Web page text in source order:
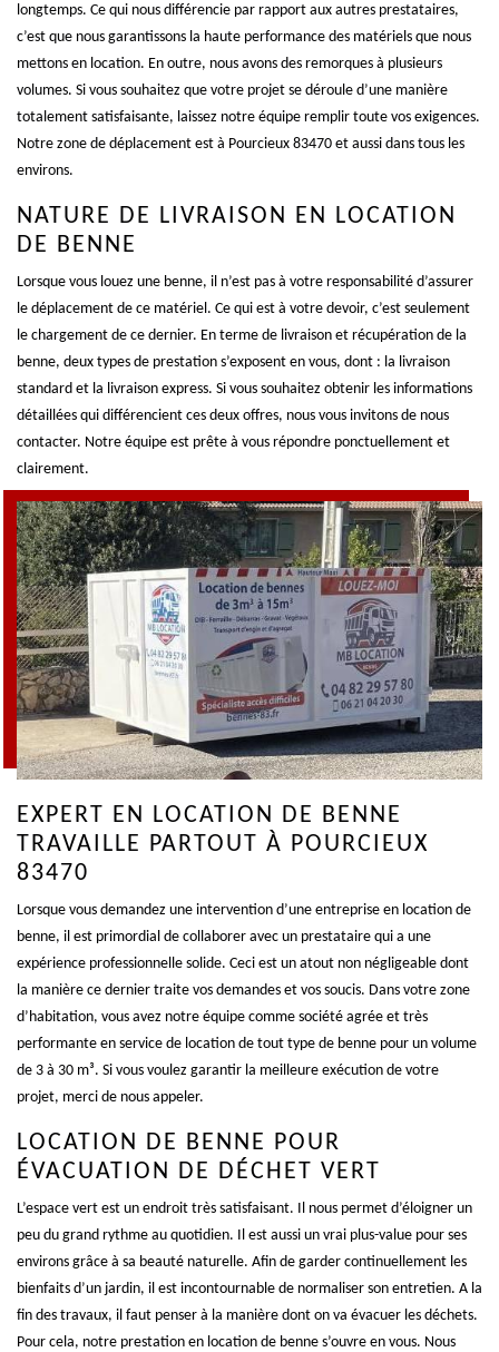
longtemps. Ce qui nous différencie par rapport aux autres prestataires,
c’est que nous garantissons la haute performance des matériels que nous
mettons en location. En outre, nous avons des remorques à plusieurs
volumes. Si vous souhaitez que votre projet se déroule d’une manière
totalement satisfaisante, laissez notre équipe remplir toute vos exigences.
Notre zone de déplacement est à Pourcieux 83470 et aussi dans tous les
environs.
NATURE DE LIVRAISON EN LOCATION
DE BENNE
Lorsque vous louez une benne, il n’est pas à votre responsabilité d’assurer
le déplacement de ce matériel. Ce qui est à votre devoir, c’est seulement
le chargement de ce dernier. En terme de livraison et récupération de la
benne, deux types de prestation s’exposent en vous, dont : la livraison
standard et la livraison express. Si vous souhaitez obtenir les informations
détaillées qui différencient ces deux offres, nous vous invitons de nous
contacter. Notre équipe est prête à vous répondre ponctuellement et
clairement.
EXPERT EN LOCATION DE BENNE
TRAVAILLE PARTOUT À POURCIEUX
83470
Lorsque vous demandez une intervention d’une entreprise en location de
benne, il est primordial de collaborer avec un prestataire qui a une
expérience professionnelle solide. Ceci est un atout non négligeable dont
la manière ce dernier traite vos demandes et vos soucis. Dans votre zone
d’habitation, vous avez notre équipe comme société agrée et très
performante en service de location de tout type de benne pour un volume
de 3 à 30 m³. Si vous voulez garantir la meilleure exécution de votre
projet, merci de nous appeler.
LOCATION DE BENNE POUR
ÉVACUATION DE DÉCHET VERT
L’espace vert est un endroit très satisfaisant. Il nous permet d’éloigner un
peu du grand rythme au quotidien. Il est aussi un vrai plus-value pour ses
environs grâce à sa beauté naturelle. Afin de garder continuellement les
bienfaits d’un jardin, il est incontournable de normaliser son entretien. A la
fin des travaux, il faut penser à la manière dont on va évacuer les déchets.
Pour cela, notre prestation en location de benne s’ouvre en vous. Nous